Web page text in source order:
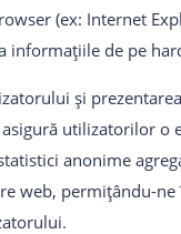
(ex: Internet
informațiile de pe
și
utilizatorilor o
anonime
web, permițându-